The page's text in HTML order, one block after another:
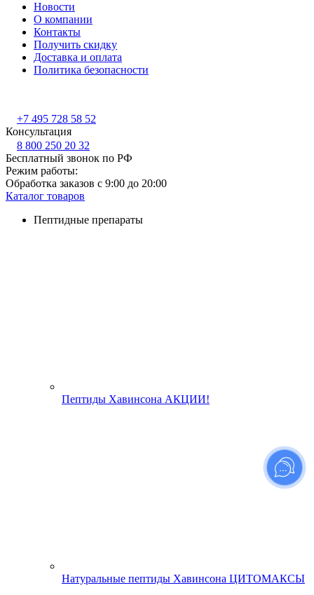
Новости
О компании
Контакты
Получить скидку
Доставка и оплата
Политика безопасности
+7 495 728 58 52
Консультация
8 800 250 20 32
Бесплатный звонок по РФ
Режим работы:
Обработка заказов с 9:00 до 20:00
Каталог товаров
Пептидные препараты
Пептиды Хавинсона АКЦИИ!
Натуральные пептиды Хавинсона ЦИТОМАКСЫ